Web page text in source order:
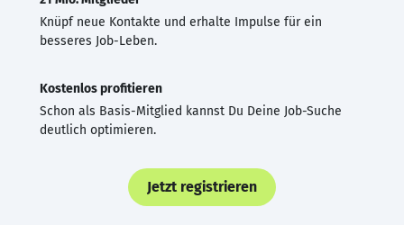
Knüpf neue Kontakte und erhalte Impulse für ein
besseres Job-Leben.
Kostenlos profitieren
Schon als Basis-Mitglied kannst Du Deine Job-Suche
deutlich optimieren.
Jetzt registrieren